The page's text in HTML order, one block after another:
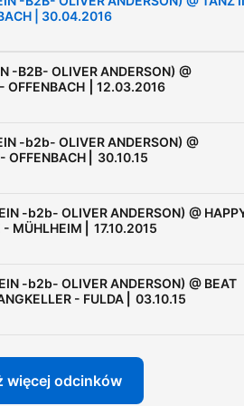
| 30.04.2016
-B2B- OLIVER ANDERSON) @
OFFENBACH ⎮ 12.03.2016
-b2b- OLIVER ANDERSON) @
OFFENBACH ⎜ 30.10.15
-b2b- OLIVER ANDERSON) @
- MÜHLHEIM ⎜ 17.10.2015
-b2b- OLIVER ANDERSON) @ BEAT
- FULDA ⎜ 03.10.15
więcej odcinków